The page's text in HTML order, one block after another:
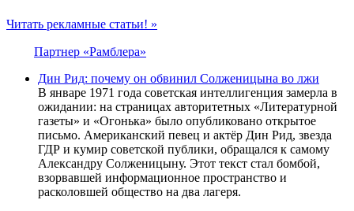
Читать рекламные статьи! »
Партнер «Рамблера»
Дин Рид: почему он обвинил Солженицына во лжи
В январе 1971 года советская интеллигенция замерла в
ожидании: на страницах авторитетных «Литературной
газеты» и «Огонька» было опубликовано открытое
письмо. Американский певец и актёр Дин Рид, звезда
ГДР и кумир советской публики, обращался к самому
Александру Солженицыну. Этот текст стал бомбой,
взорвавшей информационное пространство и
расколовшей общество на два лагеря.